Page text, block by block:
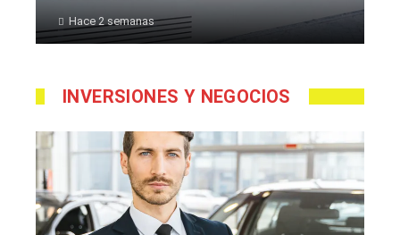
Hace 2 semanas
INVERSIONES Y NEGOCIOS